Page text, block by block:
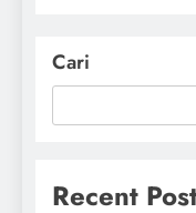
Cari
Recent